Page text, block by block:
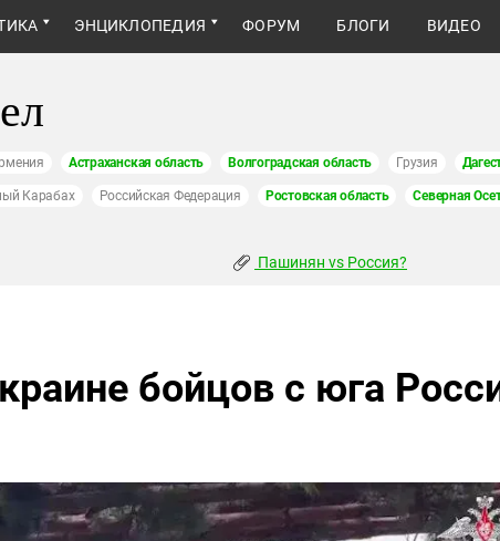
ЭНЦИКЛОПЕДИЯ ФОРУМ БЛОГИ ВИДЕО
Астраханская область Волгоградская область Грузия
Карабах Российская Федерация Ростовская область Северная
Пашинян vs Россия?
бойцов с юга